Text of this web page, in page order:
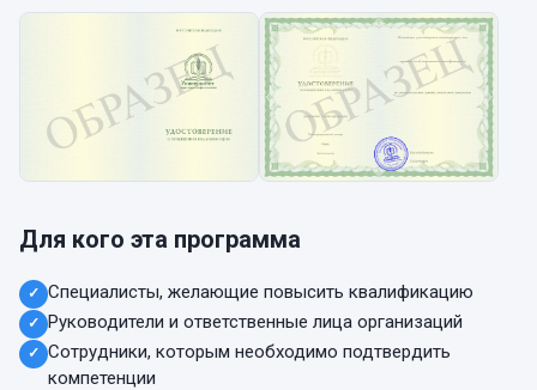
Для кого эта программа
✓ Специалисты, желающие повысить квалификацию
✓ Руководители и ответственные лица организаций
✓ Сотрудники, которым необходимо подтвердить
компетенции